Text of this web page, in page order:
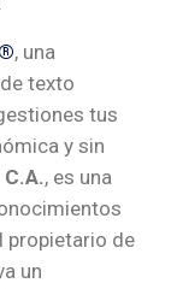
, una
texto
tus
y sin
C.A., es una
propietario de
un